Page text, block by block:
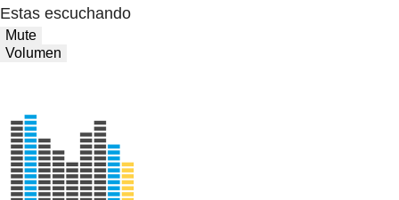
Estas escuchando
Mute
Volumen